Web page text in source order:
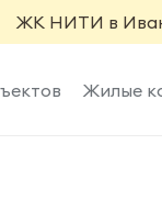
ЖК НИТИ в
Жилые